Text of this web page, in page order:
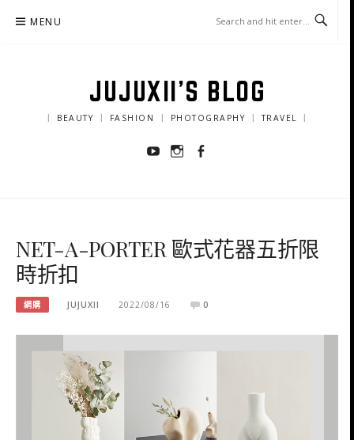
MENU
JUJUXII'S BLOG
｜ BEAUTY ｜ FASHION ｜ PHOTOGRAPHY ｜ TRAVEL ｜
YoutubeInstagram
NET-A-PORTER 歐式花器五折限
時折扣
網購 JUJUXII 2022/08/16 0